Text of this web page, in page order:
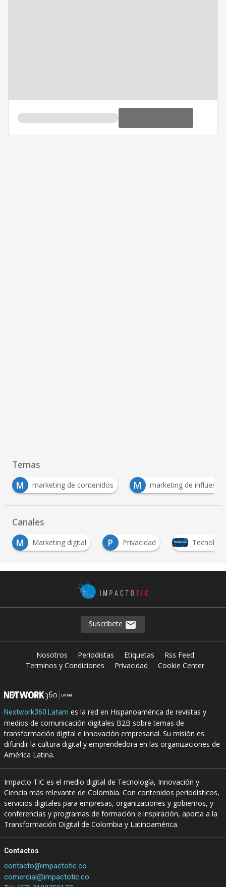
Temas
M marketing de influencia M Marketing Online
Canales
Marketing digital P Privacidad Tecnología
Suscríbete
Nosotros Periodistas Etiquetas
Rss Feed
Terminos y Condiciones
Privacidad Cookie Center
Nextwork360 Latam es la red en Hispanoamérica de revistas y
medios de comunicación digitales B2B sobre temas de
transformación digital e innovación empresarial. Su misión es
difundir la cultura digital y emprendedora en las organizaciones de
América Latina.
Impacto TIC es el medio digital de Tecnología, Innovación y
Ciencia más relevante de Colombia. Con contenidos periodísticos,
servicios digitales para empresas, organizaciones y gobiernos, y
conferencias y programas de formación e inspiración, aporta a la
Transformación Digital de Colombia y Latinoamérica.
Contactos
contacto@impactotic.co
comercial@impactotic.co